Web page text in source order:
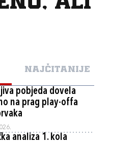
NAJČITANIJE
pobjeda dovela
na prag play-offa
analiza 1. kola